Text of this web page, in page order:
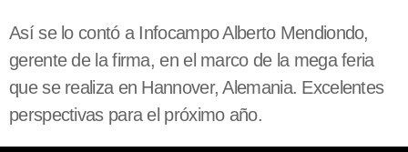
Así se lo contó a Infocampo Alberto Mendiondo,
gerente de la firma, en el marco de la mega feria
que se realiza en Hannover, Alemania. Excelentes
perspectivas para el próximo año.